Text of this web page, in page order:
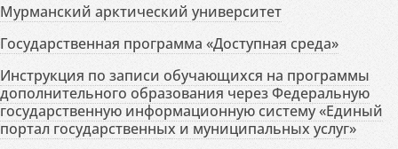
Мурманский арктический университет
Государственная программа «Доступная среда»
Инструкция по записи обучающихся на программы
дополнительного образования через Федеральную
государственную информационную систему «Единый
портал государственных и муниципальных услуг»